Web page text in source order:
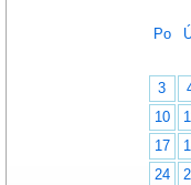
Po
3
10
17
24